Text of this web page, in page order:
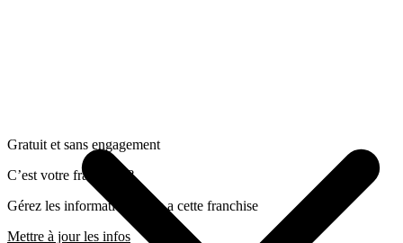
Gratuit et sans engagement
C’est votre franchise ?
Gérez les informations liées a cette franchise
Mettre à jour les infos